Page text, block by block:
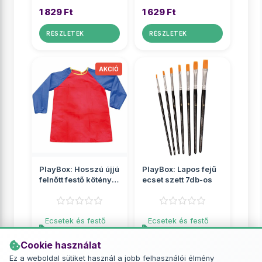
Cookie használat
Ez a weboldal sütiket használ a jobb felhasználói élmény
1 829 Ft
RÉSZLETEK
1 629 Ft
RÉSZLETEK
PlayBox: Hosszú újjú
felnőtt festő kötény
Ecsetek és festő
3 849 Ft3 299 Ft
PlayBox: Lapos fejű
ecset szett 7db-os
Ecsetek és festő